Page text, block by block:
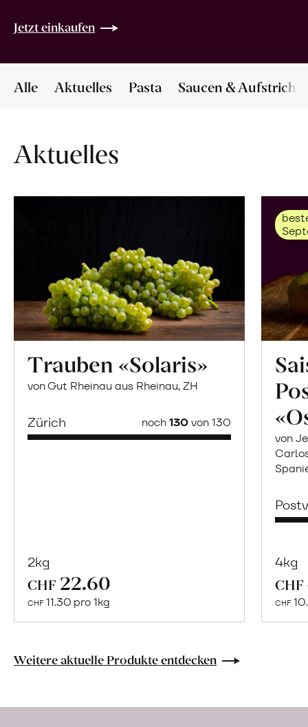
Jetzt einkaufen
Alle Aktuelles Pasta Saucen & Aufstriche
Aktuelles
Trauben «Solaris»
von Gut Rheinau aus Rheinau, ZH
Zürich noch130von 130
2kg
CHF 22.60
CHF 11.30 pro 1kg
Naturbelassene
Lebensmittel
von
4kg
CHF
CHF
Weitere aktuelle Produkte entdecken